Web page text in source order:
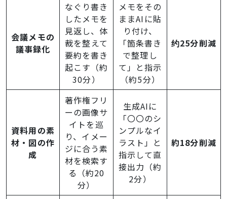
会議メモの
議事録化
なぐり書き
したメモを
見返し、体
裁を整えて
要約を書き
起こす（約
30分）
メモをその
ままAIに貼
り付け、
「箇条書き
で整理し
て」と指示
（約5分）
约25分削減
資料用の素
材・図の作
成
著作権フリ
ーの画像サ
イトを巡
り、イメー
ジに合う素
材を検索す
る（約20
分）
生成AIに
「〇〇のシ
ンプルなイ
ラスト」と
指示して直
接出力（約
2分）
約18分削減